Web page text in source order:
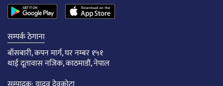
सम्पर्क ठेगाना
बाँसबारी, कपन मार्ग, घर नम्बर १५१
थाई दूतावास नजिक, काठमाडौं, नेपाल